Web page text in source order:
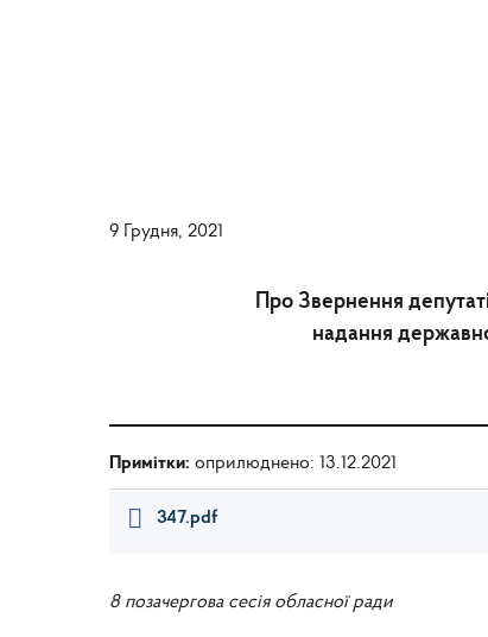
9 Грудня, 2021
Про Звернення
надання
Примітки: оприлюднено: 13.12.2021
347.pdf
8 позачергова сесія обласної ради